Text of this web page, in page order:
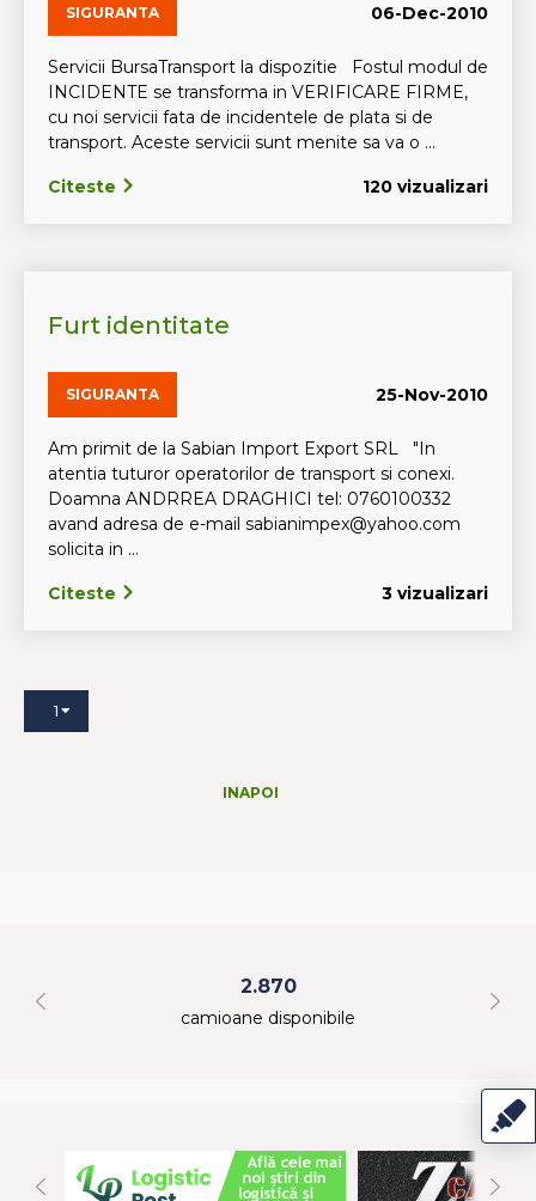
SIGURANTA 06-Dec-2010
Servicii BursaTransport la dispozitie Fostul modul de
INCIDENTE se transforma in VERIFICARE FIRME,
cu noi servicii fata de incidentele de plata si de
transport. Aceste servicii sunt menite sa va o ...
Citeste 120 vizualizari
Furt identitate
SIGURANTA 25-Nov-2010
Am primit de la Sabian Import Export SRL "In
atentia tuturor operatorilor de transport si conexi.
Doamna ANDRREA DRAGHICI tel: 0760100332
avand adresa de e-mail sabianimpex@yahoo.com
solicita in ...
Citeste 3 vizualizari
1
INAPOI
2.870
camioane disponibile